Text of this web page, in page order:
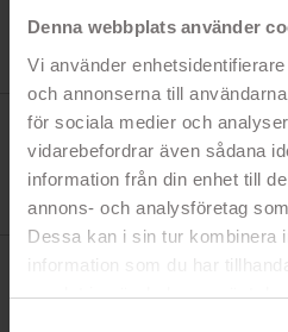
Denna webbplats använder
Vi använder
och annonserna till
för sociala medier och
vidarebefordrar även sådana
information från din enhet till
annons- och analysföretag
Dessa kan i sin tur kombinera
information som du har
samlat in när du har använt
Tillverkare:
Referens:
GAM-040
I lager
0 Produkt